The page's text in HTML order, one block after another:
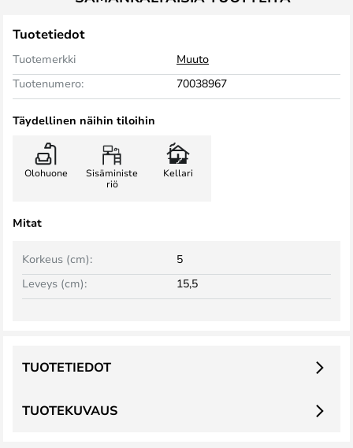
Tuotetiedot
Tuotemerkki
Muuto
Tuotenumero:
70038967
Täydellinen näihin tiloihin
Olohuone
Sisäministe
riö
Kellari
Mitat
Leveys (cm): 15,5
Korkeus (cm): 5
TUOTEKUVAUS
TUOTETIEDOT